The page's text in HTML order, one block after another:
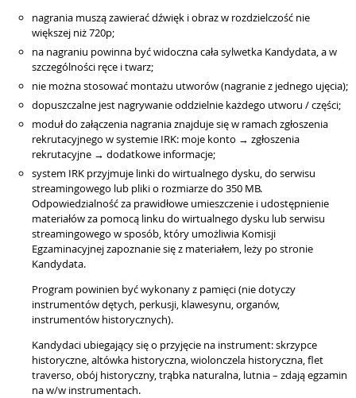
nagrania muszą zawierać dźwięk i obraz w rozdzielczość nie
większej niż 720p;
na nagraniu powinna być widoczna cała sylwetka Kandydata, a w
szczególności ręce i twarz;
nie można stosować montażu utworów (nagranie z jednego ujęcia);
dopuszczalne jest nagrywanie oddzielnie każdego utworu / części;
moduł do załączenia nagrania znajduje się w ramach zgłoszenia
rekrutacyjnego w systemie IRK: moje konto → zgłoszenia
rekrutacyjne → dodatkowe informacje;
system IRK przyjmuje linki do wirtualnego dysku, do serwisu
streamingowego lub pliki o rozmiarze do 350 MB.
Odpowiedzialność za prawidłowe umieszczenie i udostępnienie
materiałów za pomocą linku do wirtualnego dysku lub serwisu
streamingowego w sposób, który umożliwia Komisji
Egzaminacyjnej zapoznanie się z materiałem, leży po stronie
Kandydata.
Program powinien być wykonany z pamięci (nie dotyczy
instrumentów dętych, perkusji, klawesynu, organów,
instrumentów historycznych).
Kandydaci ubiegający się o przyjęcie na instrument: skrzypce
historyczne, altówka historyczna, wiolonczela historyczna, flet
traverso, obój historyczny, trąbka naturalna, lutnia – zdają egzamin
na w/w instrumentach.